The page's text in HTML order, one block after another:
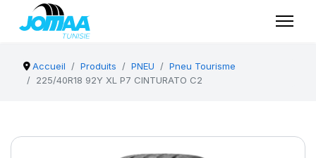
Accueil Produits PNEU
Pneu Tourisme
225/40R18 92Y XL P7 CINTURATO C2